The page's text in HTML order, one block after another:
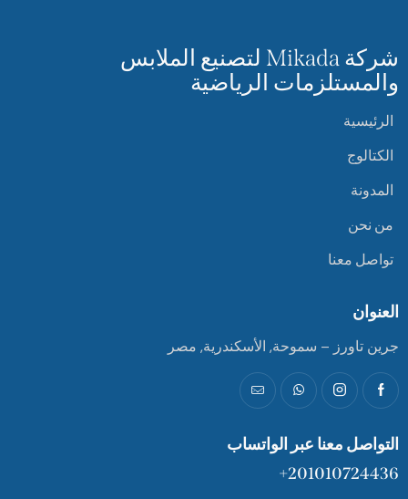
شركة Mikada لتصنيع الملابس
والمستلزمات الرياضية
الرئيسية
الكتالوج
المدونة
من نحن
تواصل معنا
العنوان
جرين تاورز – سموحة, الأسكندرية, مصر
التواصل معنا عبر الواتساب
201010724436+